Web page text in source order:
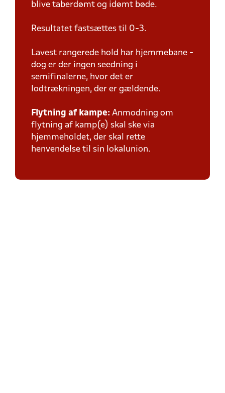
blive taberdømt og idømt bøde.
Resultatet fastsættes til 0-3.
Lavest rangerede hold har hjemmebane -
dog er der ingen seedning i
semifinalerne, hvor det er
lodtrækningen, der er gældende.
Flytning af kampe: Anmodning om
flytning af kamp(e) skal ske via
hjemmeholdet, der skal rette
henvendelse til sin lokalunion.